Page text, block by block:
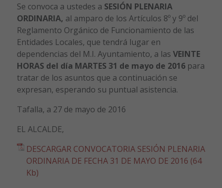
Se convoca a ustedes a SESIÓN PLENARIA
ORDINARIA, al amparo de los Artículos 8º y 9º del
Reglamento Orgánico de Funcionamiento de las
Entidades Locales, que tendrá lugar en
dependencias del M.I. Ayuntamiento, a las VEINTE
HORAS del día MARTES 31 de mayo de 2016 para
tratar de los asuntos que a continuación se
expresan, esperando su puntual asistencia.
Tafalla, a 27 de mayo de 2016
EL ALCALDE,
DESCARGAR CONVOCATORIA SESIÓN PLENARIA
ORDINARIA DE FECHA 31 DE MAYO DE 2016 (64
Kb)